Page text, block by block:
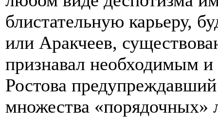
блистательную карьеру,
или Аракчеев,
признавал необходимым
Ростова
множества «порядочных»